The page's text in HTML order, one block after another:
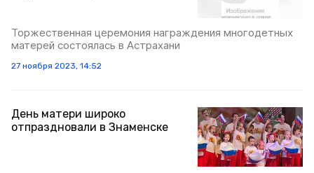
Торжественная церемония награждения многодетных
матерей состоялась в Астрахани
27 ноября 2023, 14:52
День матери широко
отпраздновали в Знаменске